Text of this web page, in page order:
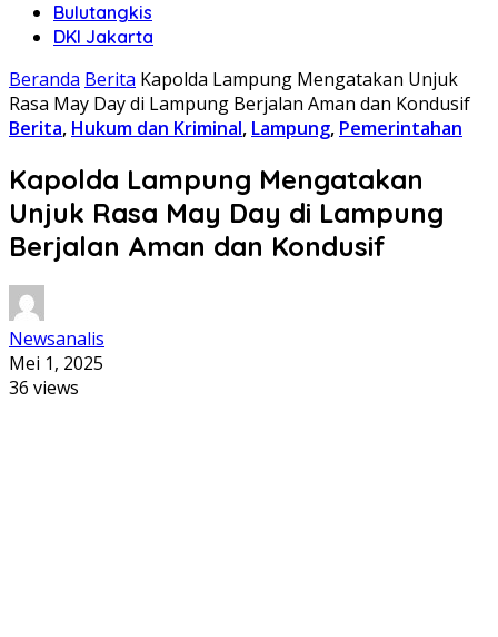
Bulutangkis
DKI Jakarta
Beranda Berita Kapolda Lampung Mengatakan Unjuk
Rasa May Day di Lampung Berjalan Aman dan Kondusif
Berita, Hukum dan Kriminal, Lampung, Pemerintahan
Kapolda Lampung Mengatakan
Unjuk Rasa May Day di Lampung
Berjalan Aman dan Kondusif
Newsanalis
Mei 1, 2025
36 views